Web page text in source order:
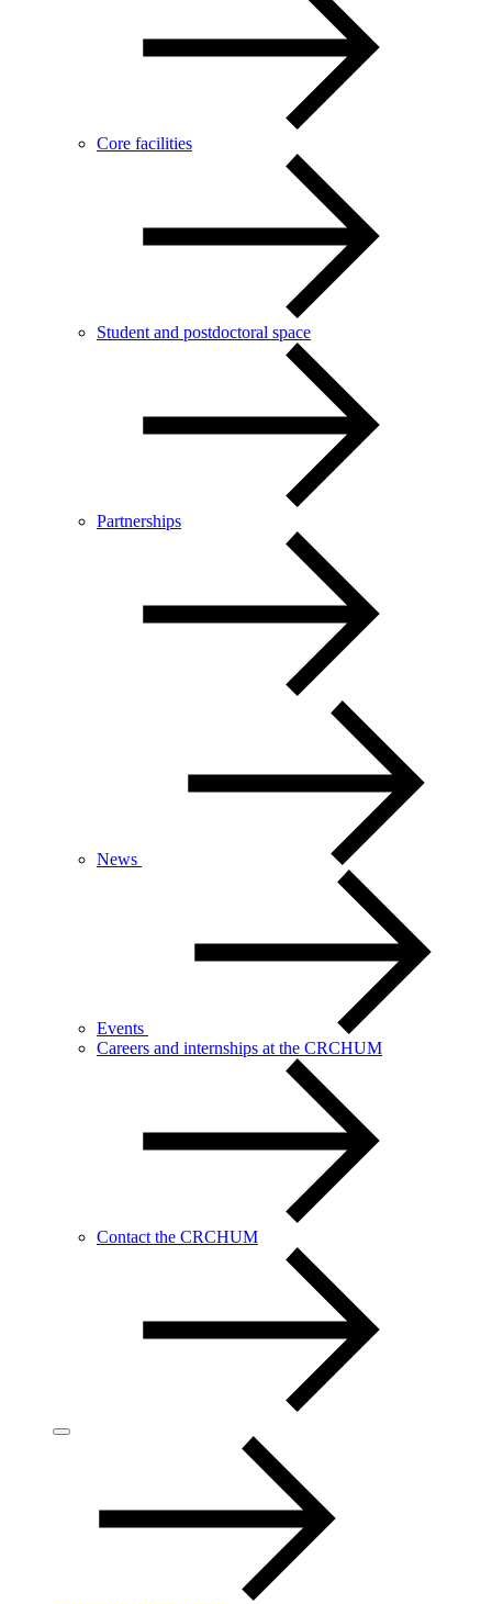
Core facilities
Student and postdoctoral space
Partnerships
News
Events
Careers and internships at the CRCHUM
Contact the CRCHUM